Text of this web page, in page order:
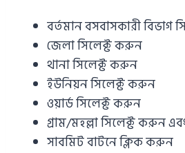
বর্তমান বসবাসকারী বিভাগ
জেলা সিলেক্ট করুন
থানা সিলেক্ট করুন
ইউনিয়ন সিলেক্ট করুন
ওয়ার্ড সিলেক্ট করুন
গ্রাম/মহল্লা সিলেক্ট করুন
সাবমিট বাটনে ক্লিক করুন